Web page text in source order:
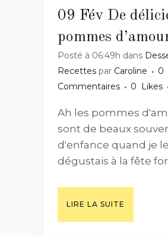
09 Fév De
pommes
Posté à 06:49h dans
Recettes par Caroline
0
Commentaires
0 Likes
Ah les pommes
sont de beaux
d'enfance quand je
dégustais à la fête
LIRE LA SUITE